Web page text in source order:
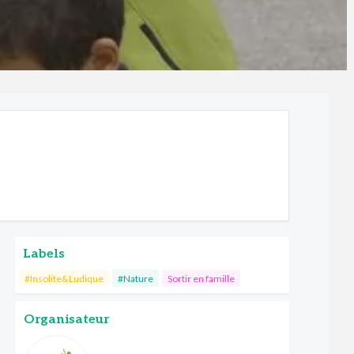
Labels
#Insolite&Ludique #Nature Sortir en famille
Organisateur